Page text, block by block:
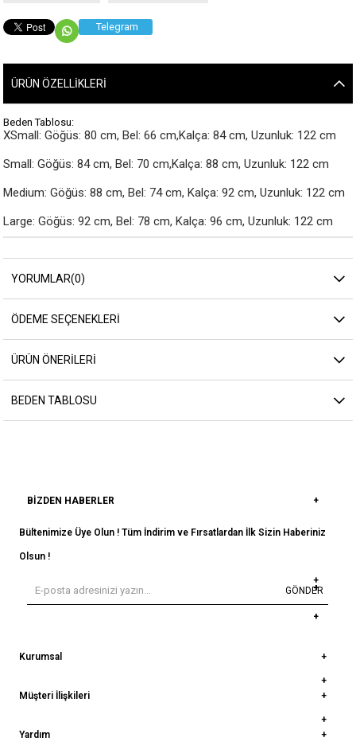
Telegram
ÜRÜN ÖZELLIKLERI
Beden Tablosu:
XSmall: Göğüs: 80 cm, Bel: 66 cm,Kalça: 84 cm, Uzunluk: 122 cm
Small: Göğüs: 84 cm, Bel: 70 cm,Kalça: 88 cm, Uzunluk: 122 cm
Medium: Göğüs: 88 cm, Bel: 74 cm, Kalça: 92 cm, Uzunluk: 122 cm
Large: Göğüs: 92 cm, Bel: 78 cm, Kalça: 96 cm, Uzunluk: 122 cm
YORUMLAR(0)
ÖDEME SEÇENEKLERI
ÜRÜN ÖNERILERI
BEDEN TABLOSU
BIZDEN HABERLER
Bültenimize Üye Olun ! Tüm İndirim ve Fırsatlardan İlk Sizin Haberiniz
Olsun !
GÖNDER
Kurumsal
Müşteri İlişkileri
Yardım